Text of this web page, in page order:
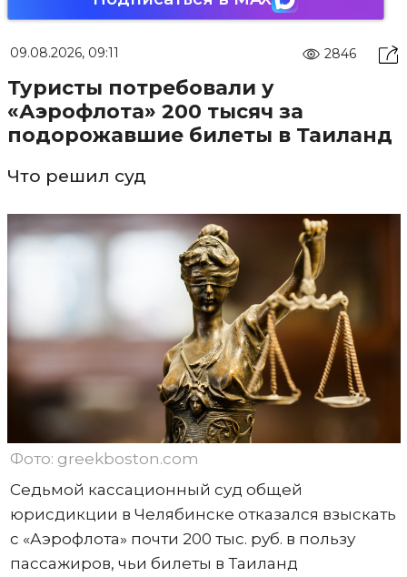
09.08.2026, 09:11 2846
Туристы потребовали у
«Аэрофлота» 200 тысяч за
подорожавшие билеты в Таиланд
Что решил суд
Фото: greekboston.com
Седьмой кассационный суд общей
юрисдикции в Челябинске отказался взыскать
с «Аэрофлота» почти 200 тыс. руб. в пользу
пассажиров, чьи билеты в Таиланд